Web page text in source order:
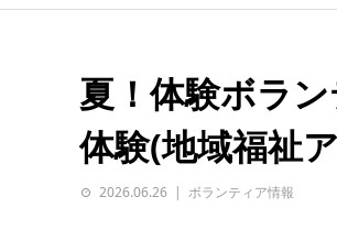
夏！体験ボラ
体験(地域福祉
2026.06.26 ボランティア情報